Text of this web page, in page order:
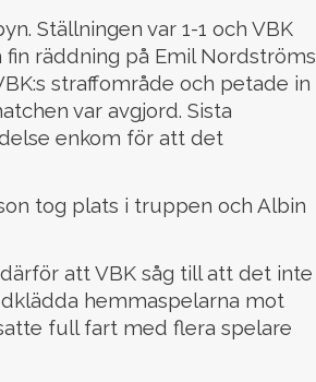
Ställningen var 1-1 och VBK
fin räddning på Emil Nordströms
straffområde och petade in
var avgjord. Sista
enkom för att det
tog plats i truppen och Albin
att VBK såg till att det inte
hemmaspelarna mot
full fart med flera spelare